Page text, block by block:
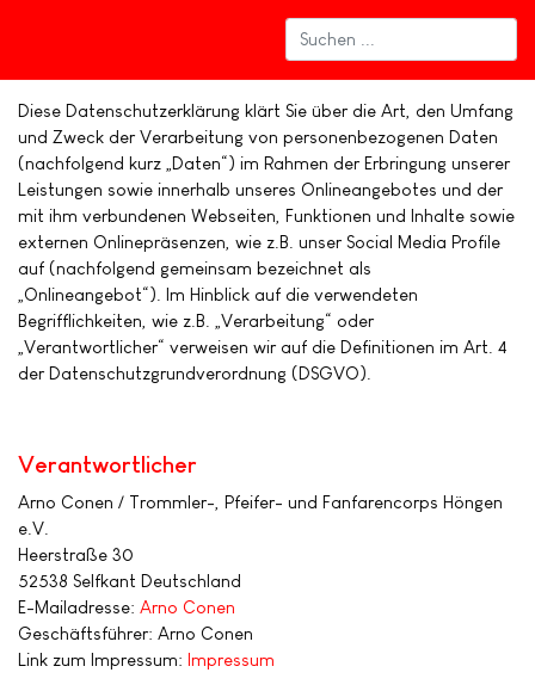
Diese Datenschutzerklärung klärt Sie über die Art, den Umfang
und Zweck der Verarbeitung von personenbezogenen Daten
(nachfolgend kurz „Daten“) im Rahmen der Erbringung unserer
Leistungen sowie innerhalb unseres Onlineangebotes und der
mit ihm verbundenen Webseiten, Funktionen und Inhalte sowie
externen Onlinepräsenzen, wie z.B. unser Social Media Profile
auf (nachfolgend gemeinsam bezeichnet als
„Onlineangebot“). Im Hinblick auf die verwendeten
Begrifflichkeiten, wie z.B. „Verarbeitung“ oder
„Verantwortlicher“ verweisen wir auf die Definitionen im Art. 4
der Datenschutzgrundverordnung (DSGVO).
Verantwortlicher
Arno Conen / Trommler-, Pfeifer- und Fanfarencorps Höngen
e.V.
Heerstraße 30
52538 Selfkant Deutschland
E-Mailadresse: Arno Conen
Geschäftsführer: Arno Conen
Link zum Impressum: Impressum